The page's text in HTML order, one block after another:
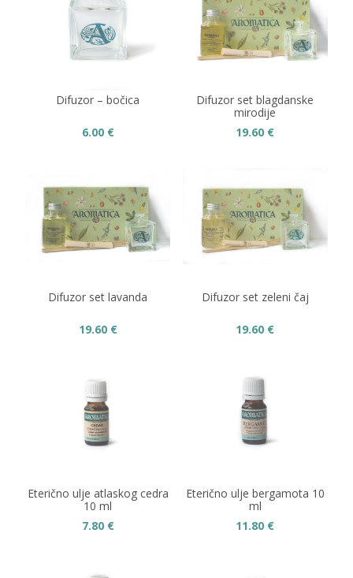
Difuzor – bočica
6.00 €
Difuzor set blagdanske
mirodije
19.60 €
Difuzor set lavanda
19.60 €
Difuzor set zeleni čaj
19.60 €
Eterično ulje atlaskog cedra
10 ml
7.80 €
Eterično ulje bergamota 10
ml
11.80 €